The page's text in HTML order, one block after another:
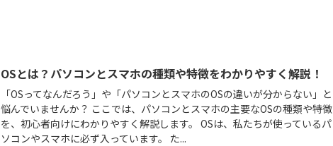
OSとは？パソコンとスマホの種類や特徴をわかりやすく解説！
「OSってなんだろう」や「パソコンとスマホのOSの違いが分からない」と
悩んでいませんか？ ここでは、パソコンとスマホの主要なOSの種類や特徴
を、初心者向けにわかりやすく解説します。 OSは、私たちが使っているパ
ソコンやスマホに必ず入っています。 た...